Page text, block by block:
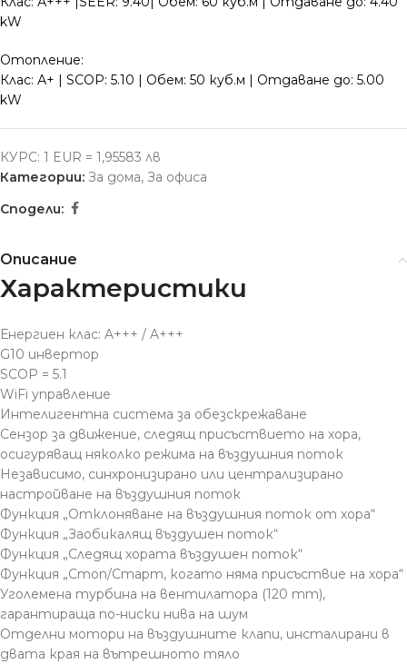
kW
Отопление:
Клас: А+ | SCOP: 5.10 | Обем: 50 куб.м | Отдаване до: 5.00
kW
КУРС: 1 EUR = 1,95583 лв
Категории: За дома, За офиса
Сподели:
Описание
Характеристики
Енергиен клас: A+++ / A+++
G10 инвертор
SCOP = 5.1
WiFi управление
Интелигентна система за обезскрежаване
Сензор за движение, следящ присъствието на хора,
осигуряващ няколко режима на въздушния поток
Независимо, синхронизирано или централизирано
настройване на въздушния поток
Функция „Отклоняване на въздушния поток от хора“
Функция „Заобикалящ въздушен поток“
Функция „Следящ хората въздушен поток“
Функция „Стоп/Старт, когато няма присъствие на хора“
Уголемена турбина на вентилатора (120 mm),
гарантираща по-ниски нива на шум
Отделни мотори на въздушните клапи, инсталирани в
двата края на вътрешното тяло